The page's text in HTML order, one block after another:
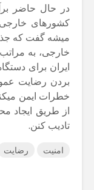
در حال حاضر
کشورهای
میشه گفت که
خارجی، به
ایران برای
بردن رضایت
خطرات ایمن
از طریق ایجاد
تادیب کنن.
امنیت رضایت